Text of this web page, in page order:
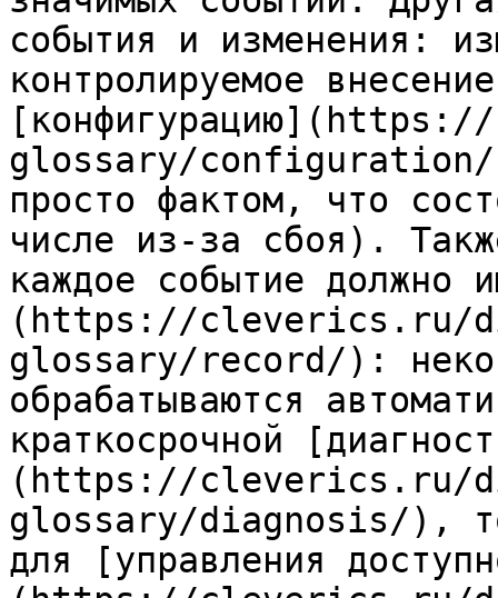
события и изменения:
контролируемое
glossary/configuration/
просто фактом, что
числе из‑за сбоя).
каждое событие должно
(https://cleverics.ru/
glossary/record/):
обрабатываются
краткосрочной
(https://cleverics.ru/
glossary/diagnosis/),
для [управления